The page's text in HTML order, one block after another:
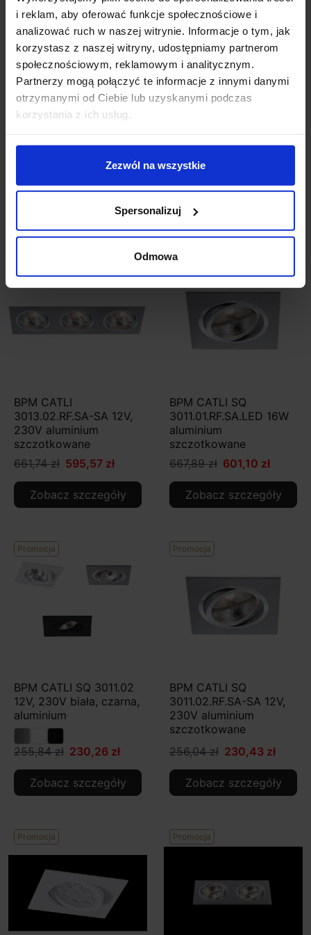
i reklam, aby oferować funkcje społecznościowe i
analizować ruch w naszej witrynie. Informacje o tym, jak
korzystasz z naszej witryny, udostępniamy partnerom
społecznościowym, reklamowym i analitycznym.
Partnerzy mogą połączyć te informacje z innymi danymi
otrzymanymi od Ciebie lub uzyskanymi podczas
korzystania z ich usług.
Zezwól na wszystkie
Spersonalizuj
Odmowa
BPM CATLI
16W biała 3000K,
Zobacz szczegóły
aluminium czarne
szczotkowane
Zobacz szczegóły
BPM CATLI
3013.02.RF.SA-SA 12V,
230V aluminium
szczotkowane
661,74 zł 595,57 zł
Zobacz szczegóły
Promocja
BPM CATLI SQ
3011.01.RF.SA.LED 16W
aluminium
szczotkowane
667,89 zł 601,10 zł
Zobacz szczegóły
Promocja
BPM CATLI SQ 3011.02
12V, 230V biała, czarna,
aluminium
255,84 zł 230,26 zł
Zobacz szczegóły
Promocja
BPM CATLI SQ
3011.02.RF.SA-SA 12V,
230V aluminium
szczotkowane
256,04 zł 230,43 zł
Zobacz szczegóły
Promocja Promocja